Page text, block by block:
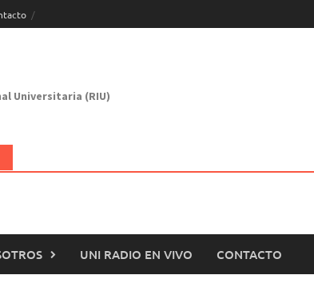
Universitaria (RIU)
UNI RADIO EN VIVO CONTACTO